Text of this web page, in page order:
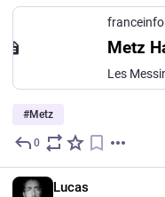
franceinfo
#Metz
0
Lucas